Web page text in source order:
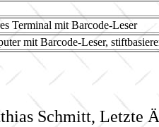
Terminal mit Barcode-Leser
mit Barcode-Leser,
Schmitt, Letzte